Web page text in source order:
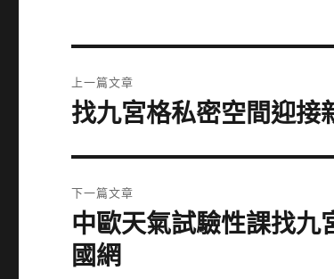
章
上一篇文章
上
篇
文
章:
找九宮格私密空間迎接
下一篇文章
下
一
篇
中歐天氣試驗性課找九
國網